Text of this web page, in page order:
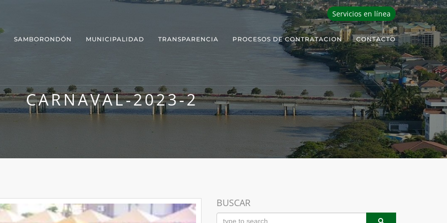
Servicios en línea
SAMBORONDÓN MUNICIPALIDAD TRANSPARENCIA PROCESOS DE CONTRATACION CONTACTO
CARNAVAL-2023-2
BUSCAR